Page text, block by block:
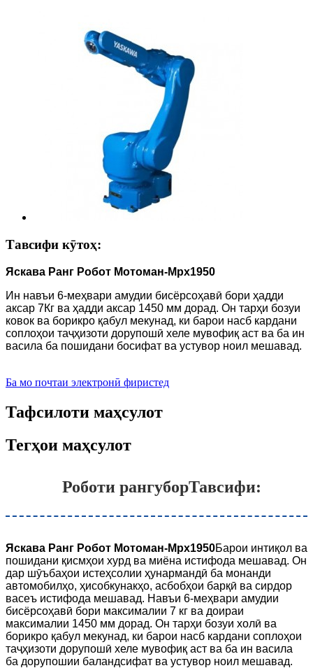
Тавсифи кӯтоҳ:
Яскава Ранг Робот Мотоман-Mpx1950
Ин навъи 6-меҳвари амудии бисёрсоҳавӣ бори ҳадди
аксар 7Кг ва ҳадди аксар 1450 мм дорад. Он тарҳи бозуи
ковок ва борикро қабул мекунад, ки барои насб кардани
соплоҳои таҷҳизоти дорупошӣ хеле мувофиқ аст ва ба ин
васила ба пошидани босифат ва устувор ноил мешавад.
Ба мо почтаи электронӣ фиристед
Тафсилоти маҳсулот
Тегҳои маҳсулот
Роботи рангуборТавсифи:
Яскава Ранг Робот Мотоман-Mpx1950Барои интиқол ва
пошидани қисмҳои хурд ва миёна истифода мешавад. Он
дар шӯъбаҳои истеҳсолии ҳунармандӣ ба монанди
автомобилҳо, ҳисобкунакҳо, асбобҳои барқӣ ва сирдор
васеъ истифода мешавад. Навъи 6-меҳвари амудии
бисёрсоҳавӣ бори максималии 7 кг ва доираи
максималии 1450 мм дорад. Он тарҳи бозуи холӣ ва
борикро қабул мекунад, ки барои насб кардани соплоҳои
таҷҳизоти дорупошӣ хеле мувофиқ аст ва ба ин васила
ба дорупошии баландсифат ва устувор ноил мешавад.